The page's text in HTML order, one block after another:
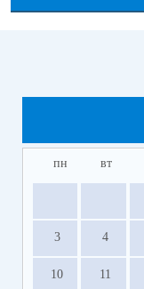
пн вт
3 4
10 11